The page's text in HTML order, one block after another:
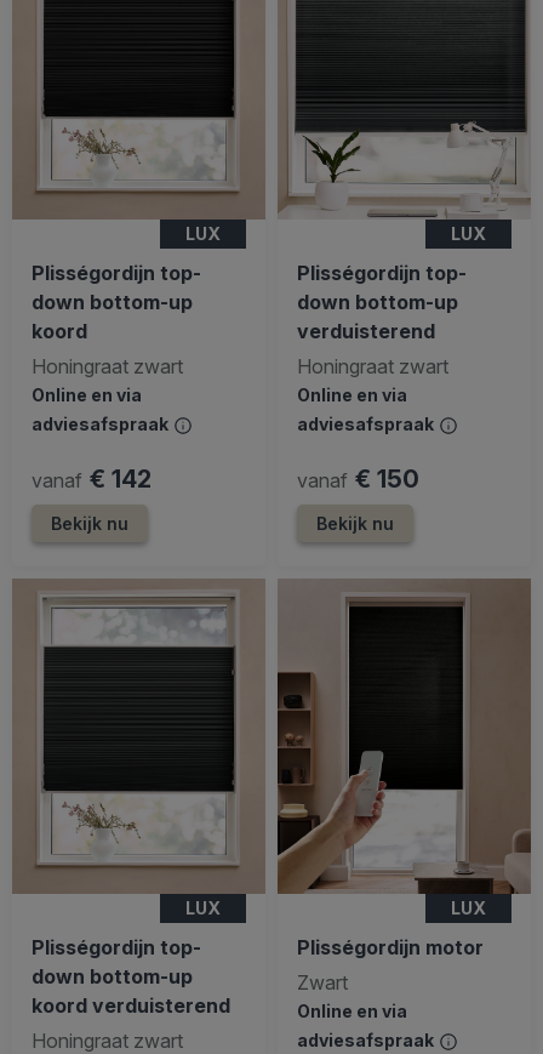
LUX
Plisségordijn top-
down bottom-up
koord
Honingraat zwart
Online en via
adviesafspraak
vanaf € 142
Bekijk nu
LUX
Plisségordijn top-
down bottom-up
verduisterend
Honingraat zwart
Online en via
adviesafspraak
vanaf € 150
Bekijk nu
LUX
Plisségordijn top-
down bottom-up
koord verduisterend
Honingraat zwart
LUX
Plisségordijn motor
Zwart
Online en via
adviesafspraak